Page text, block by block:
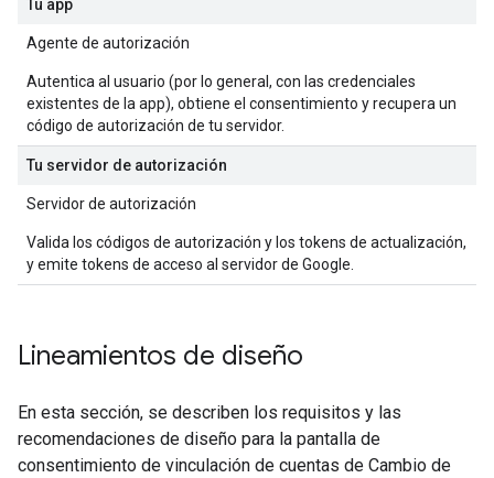
Tu app
Agente de autorización
Autentica al usuario (por lo general, con las credenciales
existentes de la app), obtiene el consentimiento y recupera un
código de autorización de tu servidor.
Tu servidor de autorización
Servidor de autorización
Valida los códigos de autorización y los tokens de actualización,
y emite tokens de acceso al servidor de Google.
Lineamientos de diseño
En esta sección, se describen los requisitos y las
recomendaciones de diseño para la pantalla de
consentimiento de vinculación de cuentas de Cambio de